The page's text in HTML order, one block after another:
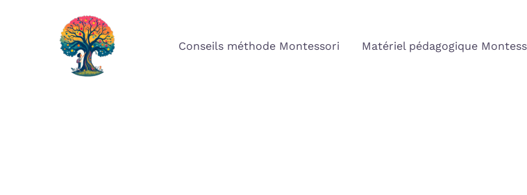
Conseils méthode Montessori Matériel pédagogique